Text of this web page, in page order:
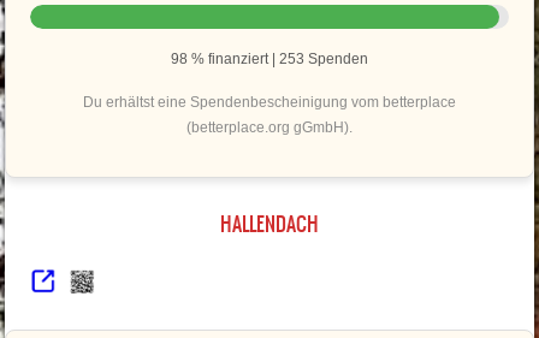
98 % finanziert | 253 Spenden
Du erhältst eine Spendenbescheinigung vom betterplace
(betterplace.org gGmbH).
HALLENDACH